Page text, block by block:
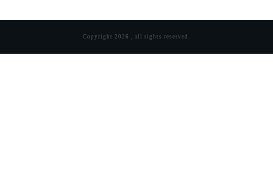
Copyright 2026 , all rights reserved.